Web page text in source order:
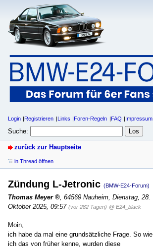
Login Registrieren Links Foren-Regeln FAQ Impressum
Suche:
zurück zur Hauptseite
in Thread öffnen
Zündung L-Jetronic (BMW-E24-Forum)
Thomas Meyer 64569 Nauheim Dienstag, 28.
Oktober 2025, 09:57 (vor 282 Tagen) @ E24_black
Moin,
ich habe da mal eine grundsätzliche Frage. So wie
ich das von früher kenne, wurden diese